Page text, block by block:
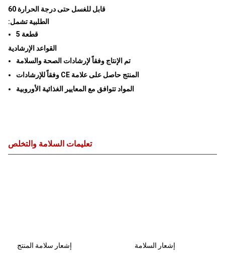
60 قابل للغسل حتى درجة الحرارة
:الطلبية تشمل
قطعة 5
القواعد الإرشادية
تم الإنتاج وفقاً لإرشادات الصحة والسلامة
وفقاً للإرشادات CE المنتج حاصل على علامة
المواد تتوافق مع المعايير الغذائية الأوروبية
تعليمات السلامة والتخلص
إشعار سلامة المنتج إشعار السلامة